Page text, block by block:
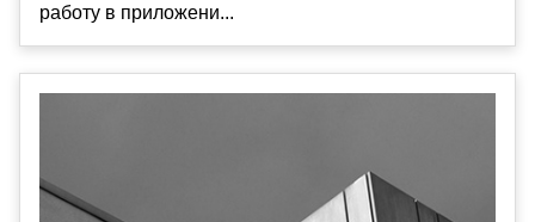
работу в приложени...